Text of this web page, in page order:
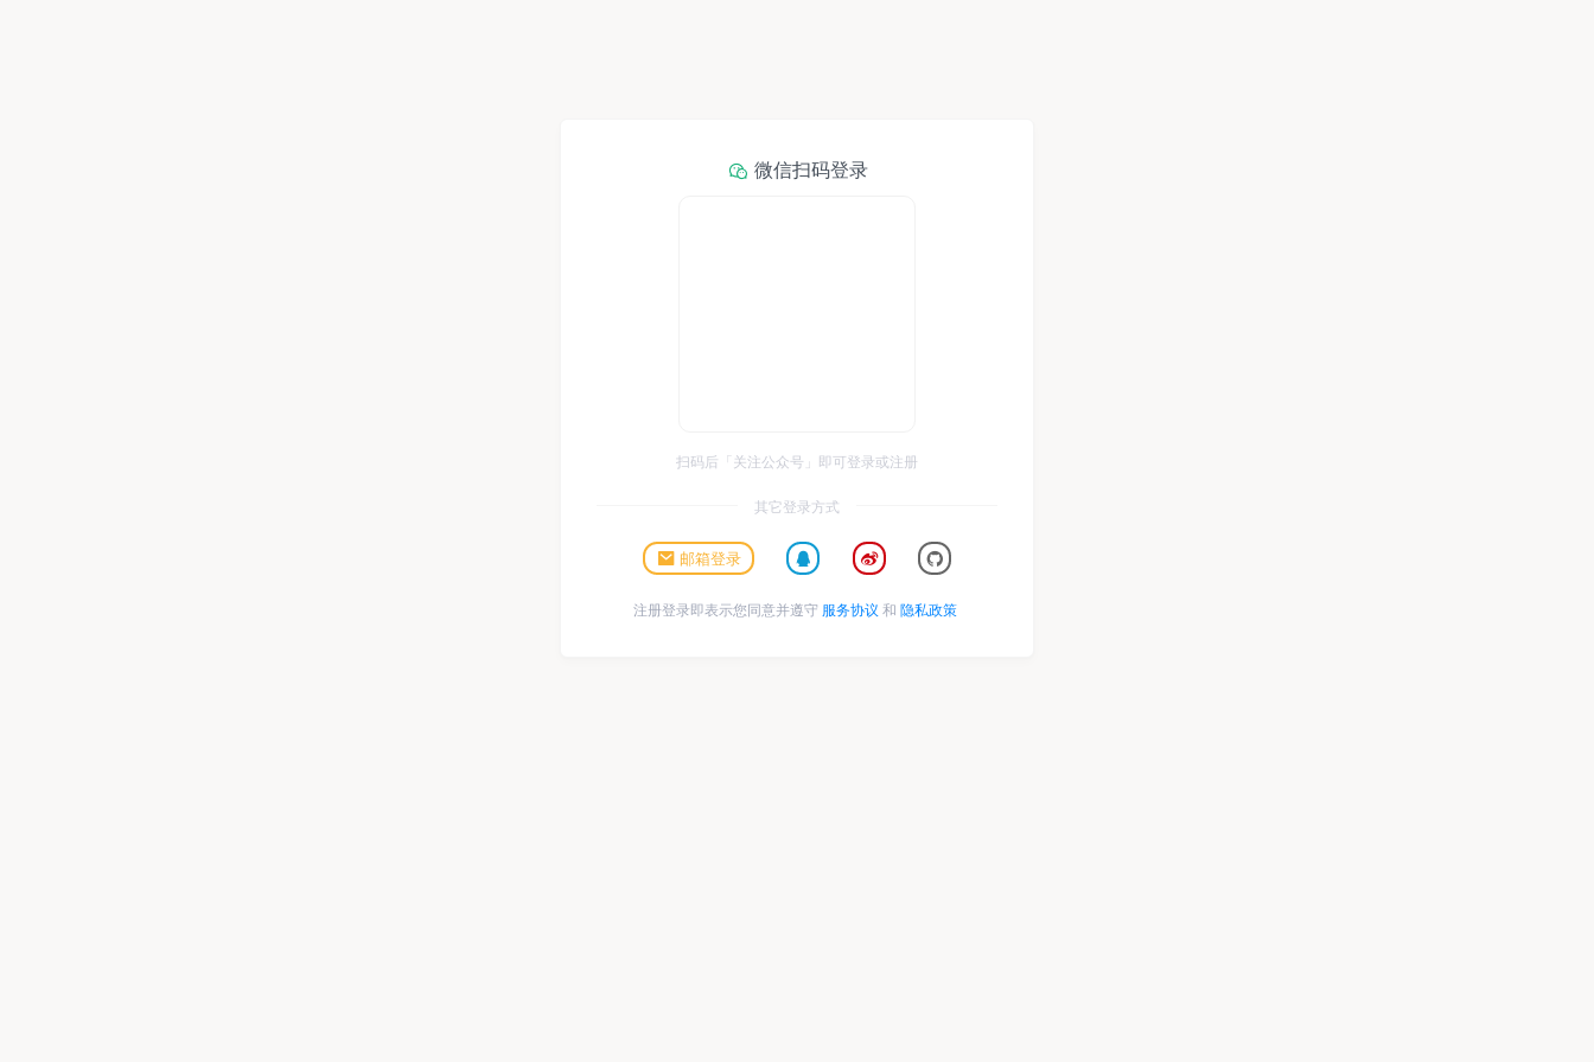
微信扫码登录
扫码后「关注公众号」即可登录或注册
其它登录方式
邮箱登录
注册登录即表示您同意并遵守 服务协议 和 隐私政策